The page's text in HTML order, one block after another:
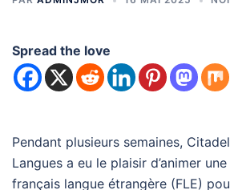
Spread the love
Pendant plusieurs semaines,
Langues a eu le plaisir d’animer
français langue étrangère (FLE)